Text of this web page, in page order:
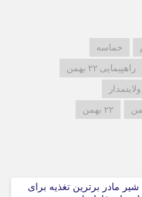
حماسه
راهپیمایی ۲۲ بهمن
۲۲ بهمن
مادر برترین تغذیه برای